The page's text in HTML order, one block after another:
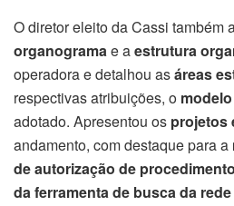
O diretor eleito da Cassi também
organogramae aestrutura
operadora e detalhou asáreas
respectivas atribuições, o
adotado. Apresentou os projetos
andamento, com destaque para a
de autorização de
da ferramenta de busca da